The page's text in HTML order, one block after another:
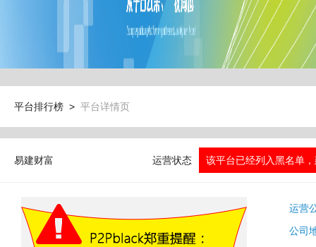
平台排行榜 > 平台详情页
易建财富 运营状态 该平台已经列入黑名单
运营
公司